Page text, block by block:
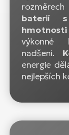
baterií
hmotnosti
výkonné
nadšeni.
energie
nejlepších